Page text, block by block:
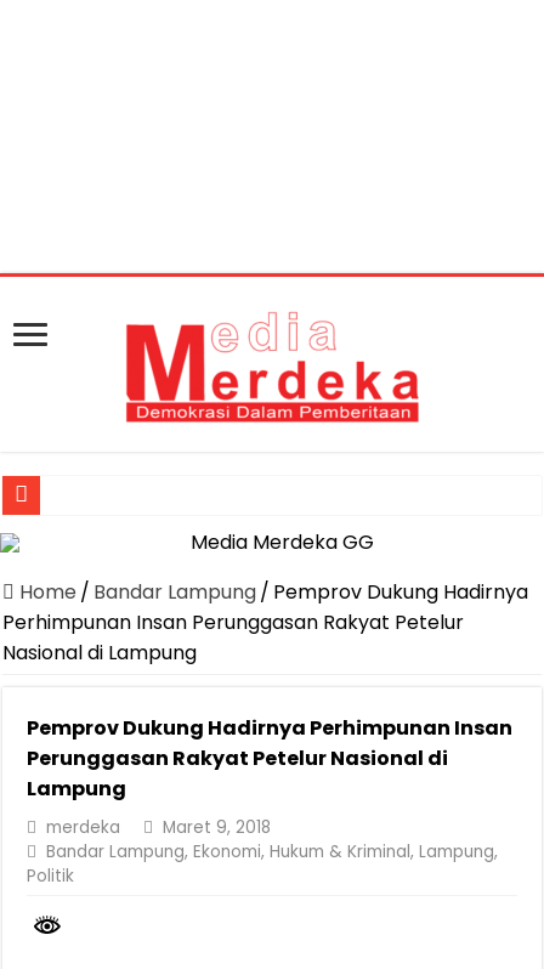
Muhammad Awaluddin: Ekosistem Terintegrasi Kunci Jasa Raharja
Jasa Raharja Serahkan Santunan kepada Ahli Waris Korban
Canangkan Desa TAPIS dan Luncurkan Sekolah Lansia di
Pemprov Lampung Berhasil Kendalikan Inflasi, Jadi Provinsi
Dirut Jasa Raharja Dampingi Wamenhub Tinjau Penanganan
Pastikan Pelayanan Maksimal, Direksi Jasa Raharja Tinjau Korban
Dirut Jasa Raharja Dampingi Wamenhub Tinjau Penanganan
Jasa Raharja Jamin Seluruh Korban Kebakaran KM Mutiara
Home / Bandar Lampung/ Pemprov Dukung Hadirnya
Perhimpunan Insan Perunggasan Rakyat Petelur
Nasional di Lampung
Pemprov Dukung Hadirnya Perhimpunan Insan
Perunggasan Rakyat Petelur Nasional di
Lampung
merdeka
Maret 9, 2018
Bandar Lampung,Ekonomi,Hukum & Kriminal,Lampung,
Politik